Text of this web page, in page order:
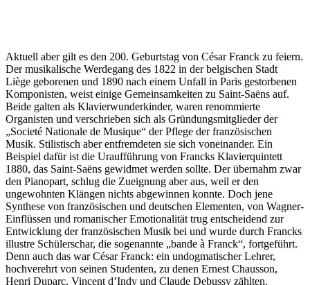
Aktuell aber gilt es den 200. Geburtstag von César Franck zu feiern.
Der musikalische Werdegang des 1822 in der belgischen Stadt
Liège geborenen und 1890 nach einem Unfall in Paris gestorbenen
Komponisten, weist einige Gemeinsamkeiten zu Saint-Saëns auf.
Beide galten als Klavierwunderkinder, waren renommierte
Organisten und verschrieben sich als Gründungsmitglieder der
„Societé Nationale de Musique“ der Pflege der französischen
Musik. Stilistisch aber entfremdeten sie sich voneinander. Ein
Beispiel dafür ist die Uraufführung von Francks Klavierquintett
1880, das Saint-Saëns gewidmet werden sollte. Der übernahm zwar
den Pianopart, schlug die Zueignung aber aus, weil er den
ungewohnten Klängen nichts abgewinnen konnte. Doch jene
Synthese von französischen und deutschen Elementen, von Wagner-
Einflüssen und romanischer Emotionalität trug entscheidend zur
Entwicklung der französischen Musik bei und wurde durch Francks
illustre Schülerschar, die sogenannte „bande à Franck“, fortgeführt.
Denn auch das war César Franck: ein undogmatischer Lehrer,
hochverehrt von seinen Studenten, zu denen Ernest Chausson,
Henri Duparc, Vincent d’Indy und Claude Debussy zählten.